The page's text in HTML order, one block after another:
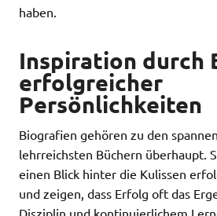
haben.
Inspiration durch
erfolgreicher
Persönlichkeiten
Biografien gehören zu den
lehrreichsten Büchern überhaupt.
einen Blick hinter die Kulissen
und zeigen, dass Erfolg oft das
Disziplin und kontinuierlichem